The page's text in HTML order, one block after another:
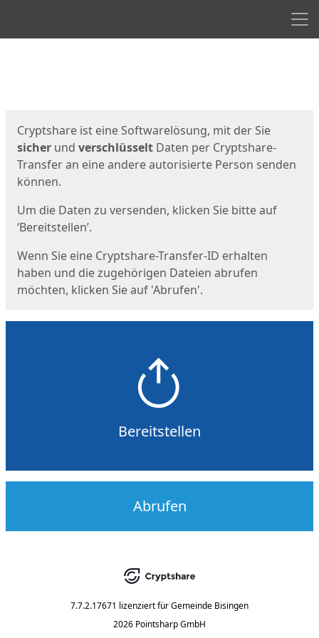
Cryptshare ist eine Softwarelösung, mit der Sie
sicher und verschlüsselt Daten per Cryptshare-
Transfer an eine andere autorisierte Person senden
können.
Um die Daten zu versenden, klicken Sie bitte auf
‘Bereitstellen’.
Wenn Sie eine Cryptshare-Transfer-ID erhalten
haben und die zugehörigen Dateien abrufen
möchten, klicken Sie auf 'Abrufen'.
Bereitstellen
Abrufen
7.7.2.17671 lizenziert fürGemeinde Bisingen
2026 Pointsharp GmbH